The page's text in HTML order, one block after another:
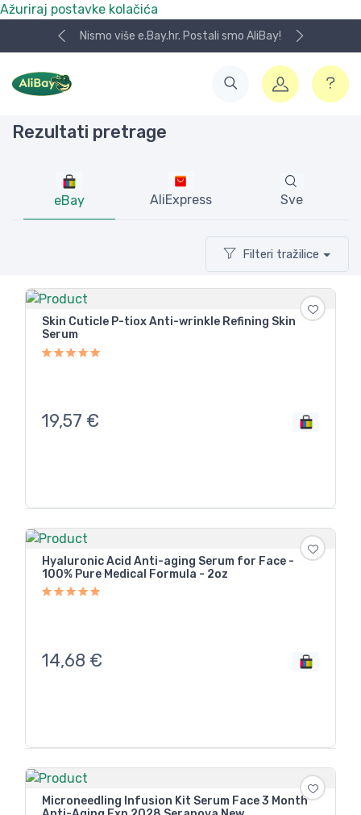
Ažuriraj postavke kolačića
Koristite naša skladišta u UK, USA i DE.
Rezultati pretrage
eBay AliExpress Sve
Filteri tražilice
Skin Cuticle P-tiox Anti-wrinkle Refining Skin
Serum
19,57 €
Hyaluronic Acid Anti-aging Serum for Face -
100% Pure Medical Formula - 2oz
14,68 €
Microneedling Infusion Kit Serum Face 3 Month